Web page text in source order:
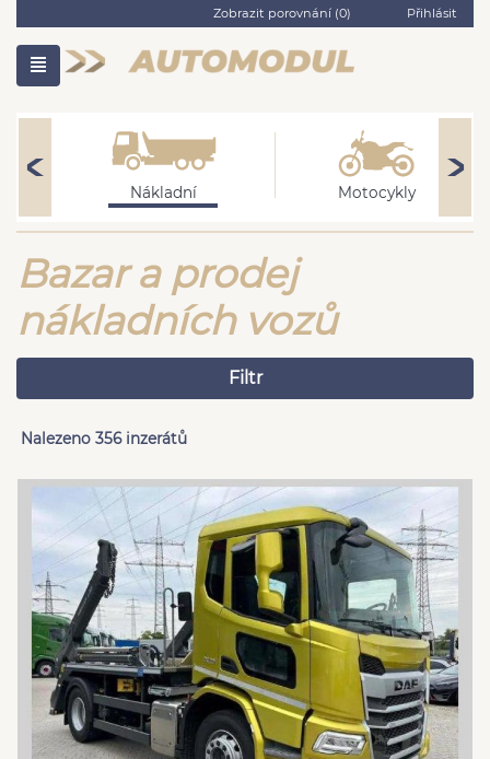
Zobrazit porovnání (0) Přihlásit
Nákladní Motocykly
Bazar a prodej
nákladních vozů
Filtr
Nalezeno 356 inzerátů